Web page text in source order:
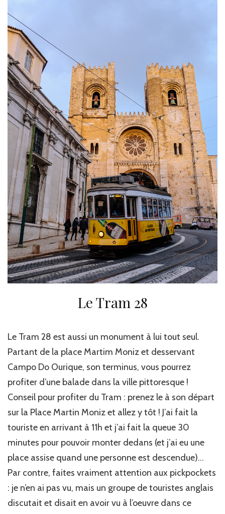
Le Tram 28
Le Tram 28 est aussi un monument à lui tout seul.
Partant de la place Martim Moniz et desservant
Campo Do Ourique, son terminus, vous pourrez
profiter d’une balade dans la ville pittoresque !
Conseil pour profiter du Tram : prenez le à son départ
sur la Place Martin Moniz et allez y tôt ! J’ai fait la
touriste en arrivant à 11h et j’ai fait la queue 30
minutes pour pouvoir monter dedans (et j’ai eu une
place assise quand une personne est descendue)…
Par contre, faites vraiment attention aux pickpockets
: je n’en ai pas vu, mais un groupe de touristes anglais
discutait et disait en avoir vu à l’oeuvre dans ce